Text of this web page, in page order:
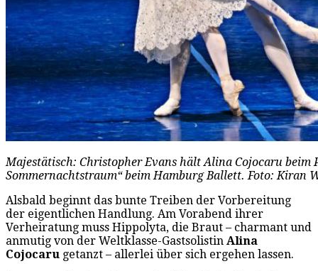
Majestätisch: Christopher Evans hält Alina Cojocaru beim
Sommernachtstraum“ beim Hamburg Ballett. Foto: Kiran
Alsbald beginnt das bunte Treiben der Vorbereitung
der eigentlichen Handlung. Am Vorabend ihrer
Verheiratung muss Hippolyta, die Braut – charmant und
anmutig von der Weltklasse-Gastsolistin Alina
Cojocaru getanzt – allerlei über sich ergehen lassen.